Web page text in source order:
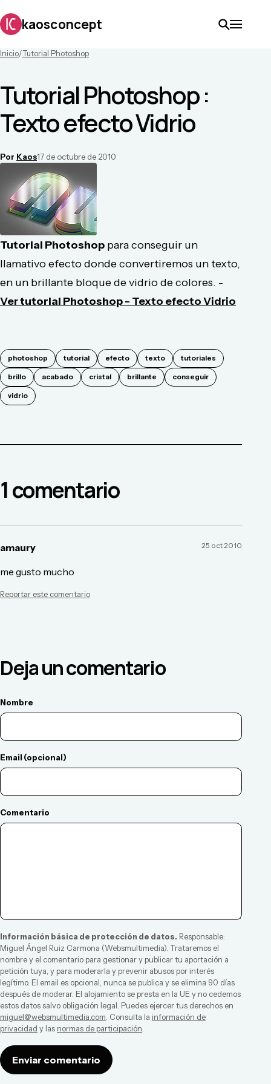
kaosconcept
Inicio/Tutorial Photoshop
Tutorial Photoshop :
Texto efecto Vidrio
Por Kaos17 de octubre de 2010
Tutorial Photoshop para conseguir un
llamativo efecto donde convertiremos un texto,
en un brillante bloque de vidrio de colores. -
Vertutorial Photoshop- Texto efecto Vidrio
photoshop tutorial efecto texto tutoriales
brillo acabado cristal brillante conseguir
vidrio
1comentario
amaury 25 oct 2010
me gusto mucho
Reportar este comentario
Deja un comentario
Nombre
Email (opcional)
Comentario
Información básica de protección de datos. Responsable:
Miguel Ángel Ruiz Carmona (Websmultimedia). Trataremos el
nombre y el comentario para gestionar y publicar tu aportación a
petición tuya, y para moderarla y prevenir abusos por interés
legítimo. El email es opcional, nunca se publica y se elimina 90 días
después de moderar. El alojamiento se presta en la UE y no cedemos
estos datos salvo obligación legal. Puedes ejercer tus derechos en
miguel@websmultimedia.com. Consulta la información de
privacidad y las normas de participación.
Enviar comentario